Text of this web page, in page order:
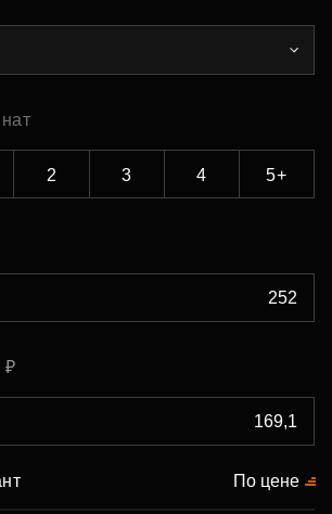
2 3 4 5+
₽
По цене